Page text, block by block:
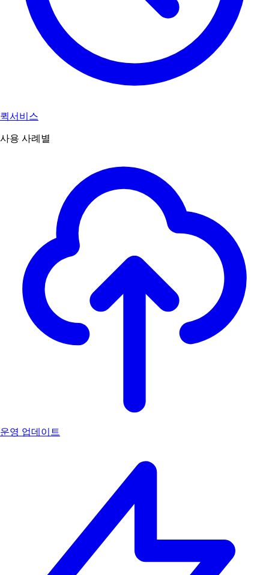
퀵서비스
사용 사례별
운영 업데이트